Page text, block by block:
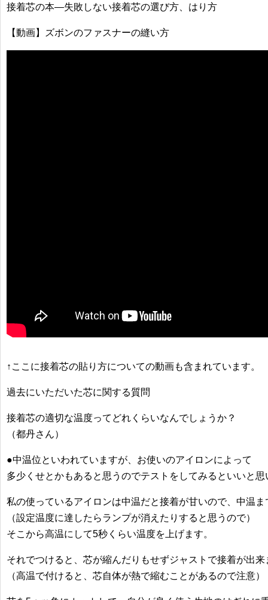
接着芯の本―失敗しない接着芯の選び方、はり方
【動画】ズボンのファスナーの縫い方
↑ここに接着芯の貼り方についての動画も含まれています。
過去にいただいた芯に関する質問
接着芯の適切な温度ってどれくらいなんでしょうか？
（都丹さん）
●中温位といわれていますが、お使いのアイロンによって
多少くせとかもあると思うのでテストをしてみるといいと思
私の使っているアイロンは中温だと接着が甘いので、中温ま
（設定温度に達したらランプが消えたりすると思うので）
そこから高温にして5秒くらい温度を上げます。
それでつけると、芯が縮んだりもせずジャストで接着が出来
（高温で付けると、芯自体が熱で縮むことがあるので注意）